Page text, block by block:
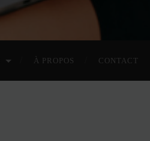
À PROPOS CONTACT